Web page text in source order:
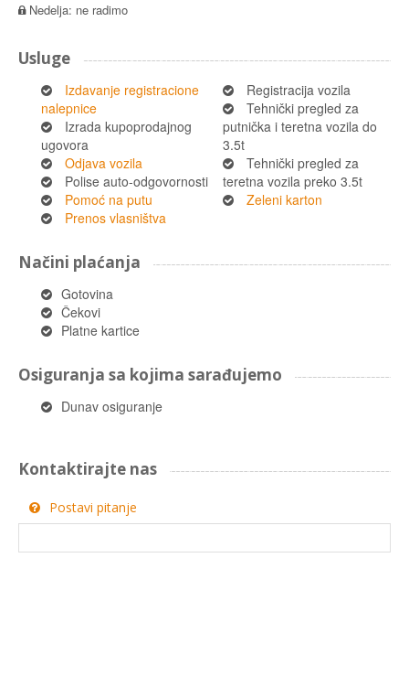
Nedelja: ne radimo
Usluge
Izdavanje registracione
nalepnice
Izrada kupoprodajnog
ugovora
Odjava vozila
Polise auto-odgovornosti
Pomoć na putu
Prenos vlasništva
Registracija vozila
Tehnički pregled za
putnička i teretna vozila do
3.5t
Tehnički pregled za
teretna vozila preko 3.5t
Zeleni karton
Načini plaćanja
Gotovina
Čekovi
Platne kartice
Osiguranja sa kojima sarađujemo
Dunav osiguranje
Kontaktirajte nas
Postavi pitanje